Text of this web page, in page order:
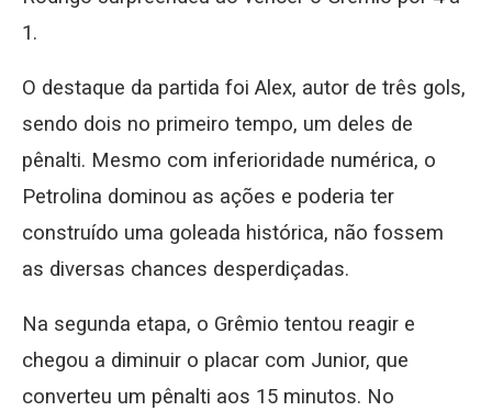
1.
O destaque da partida foi Alex, autor de três gols,
sendo dois no primeiro tempo, um deles de
pênalti. Mesmo com inferioridade numérica, o
Petrolina dominou as ações e poderia ter
construído uma goleada histórica, não fossem
as diversas chances desperdiçadas.
Na segunda etapa, o Grêmio tentou reagir e
chegou a diminuir o placar com Junior, que
converteu um pênalti aos 15 minutos. No